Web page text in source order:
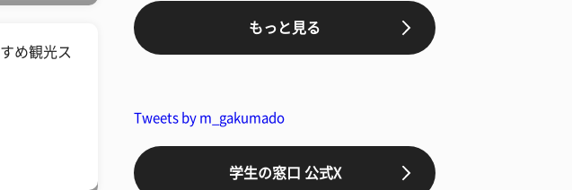
め観光ス
もっと見る
Tweets by m_gakumado
学生の窓口 公式X